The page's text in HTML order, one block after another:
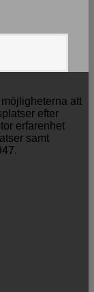
att
efter
erfarenhet
samt